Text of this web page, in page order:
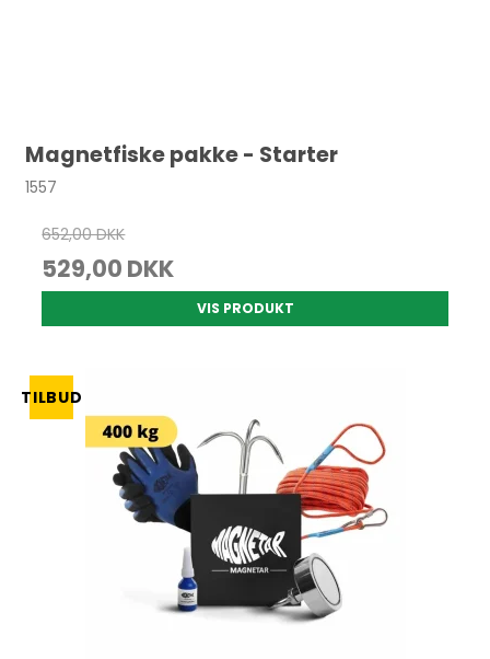
Magnetfiske pakke - Starter
1557
652,00 DKK
529,00 DKK
VIS PRODUKT
TILBUD